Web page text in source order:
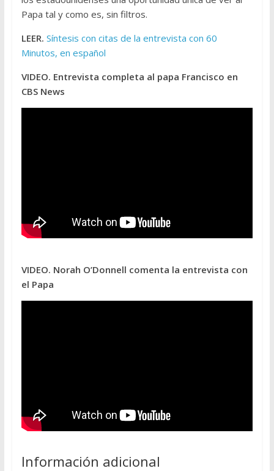
Papa tal y como es, sin filtros.
LEER. Síntesis con citas de la entrevista con 60
Minutos, en español
VIDEO. Entrevista completa al papa Francisco en
CBS News
VIDEO. Norah O’Donnell comenta la entrevista con
el Papa
Información adicional